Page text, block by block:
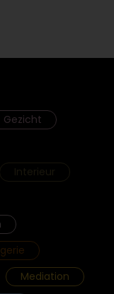
Gezicht
Interieur
Mediation